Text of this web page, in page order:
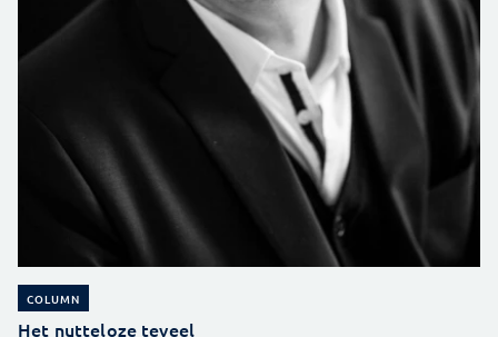
COLUMN
Het nutteloze teveel